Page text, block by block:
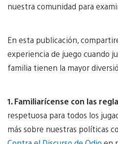
nuestra comunidad para
En esta publicación,
experiencia de juego cuando
familia tienen la mayor
1. Familiarícense con las
respetuosa para todos los
más sobre nuestras políticas